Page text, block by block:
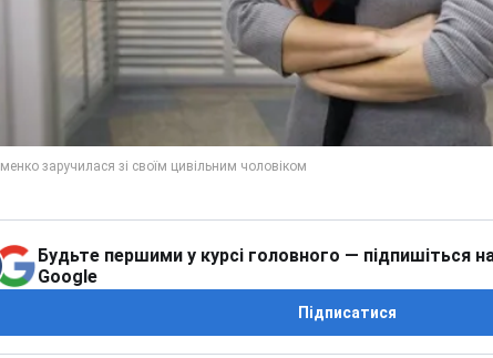
Будьте першими у курсі головного — підпишіться
Google
Підписатися